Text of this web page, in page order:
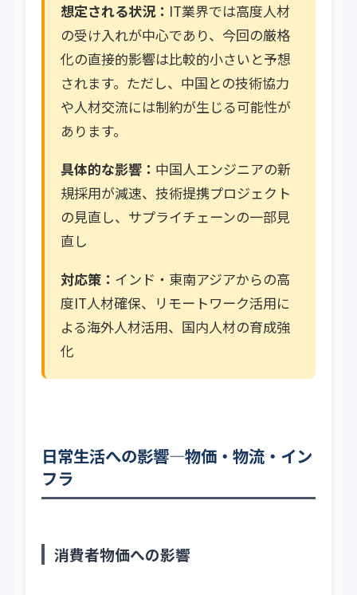
想定される状況： IT業界では高度人材
の受け入れが中心であり、今回の厳格
化の直接的影響は比較的小さいと予想
されます。ただし、中国との技術協力
や人材交流には制約が生じる可能性が
あります。
具体的な影響： 中国人エンジニアの新
規採用が減速、技術提携プロジェクト
の見直し、サプライチェーンの一部見
直し
対応策： インド・東南アジアからの高
度IT人材確保、リモートワーク活用に
よる海外人材活用、国内人材の育成強
化
日常生活への影響―物価・物流・イン
フラ
消費者物価への影響